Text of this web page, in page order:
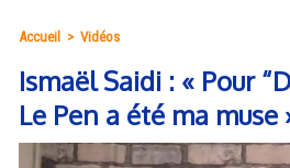
Accueil > Vidéos
Ismaël Saidi : « Pour
Le Pen a été ma muse